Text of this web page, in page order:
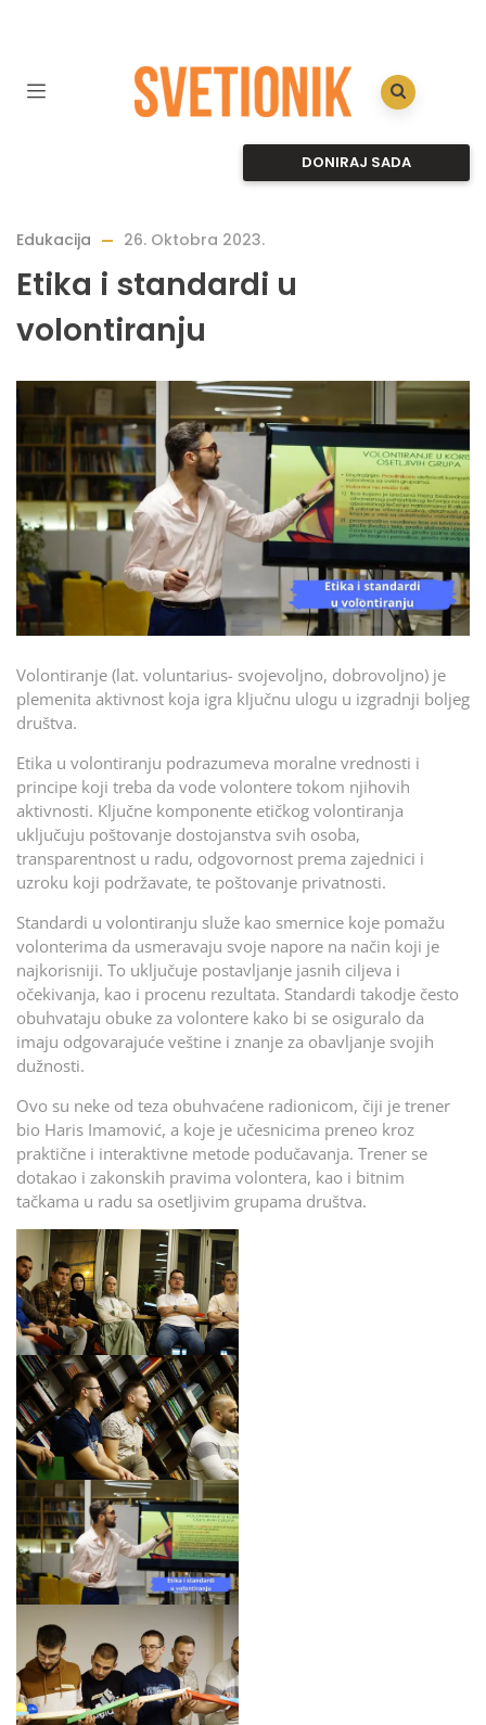
DONIRAJ SADA
Edukacija 26. Oktobra 2023.
Etika i standardi u
volontiranju
Volontiranje (lat. voluntarius- svojevoljno, dobrovoljno) je
plemenita aktivnost koja igra ključnu ulogu u izgradnji boljeg
društva.
Etika u volontiranju podrazumeva moralne vrednosti i
principe koji treba da vode volontere tokom njihovih
aktivnosti. Ključne komponente etičkog volontiranja
uključuju poštovanje dostojanstva svih osoba,
transparentnost u radu, odgovornost prema zajednici i
uzroku koji podržavate, te poštovanje privatnosti.
Standardi u volontiranju služe kao smernice koje pomažu
volonterima da usmeravaju svoje napore na način koji je
najkorisniji. To uključuje postavljanje jasnih ciljeva i
očekivanja, kao i procenu rezultata. Standardi takodje često
obuhvataju obuke za volontere kako bi se osiguralo da
imaju odgovarajuće veštine i znanje za obavljanje svojih
dužnosti.
Ovo su neke od teza obuhvaćene radionicom, čiji je trener
bio Haris Imamović, a koje je učesnicima preneo kroz
praktične i interaktivne metode podučavanja. Trener se
dotakao i zakonskih pravima volontera, kao i bitnim
tačkama u radu sa osetljivim grupama društva.